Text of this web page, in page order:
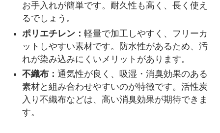
お手入れが簡単です。耐久性も高く、長く使え
るでしょう。
ポリエチレン： 軽量で加工しやすく、フリーカ
ットしやすい素材です。防水性があるため、汚
れが染み込みにくいメリットがあります。
不織布： 通気性が良く、吸湿・消臭効果のある
素材と組み合わせやすいのが特徴です。活性炭
入り不織布などは、高い消臭効果が期待できま
す。